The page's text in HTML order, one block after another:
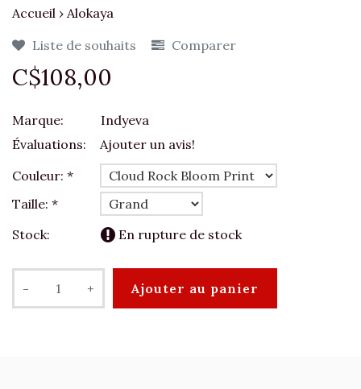
Accueil › Alokaya
Liste de souhaits
Comparer
C$108,00
Marque:
Indyeva
Évaluations:
Ajouter un avis!
Couleur: *
Taille: *
Stock:
En rupture de stock
- + Ajouter au panier